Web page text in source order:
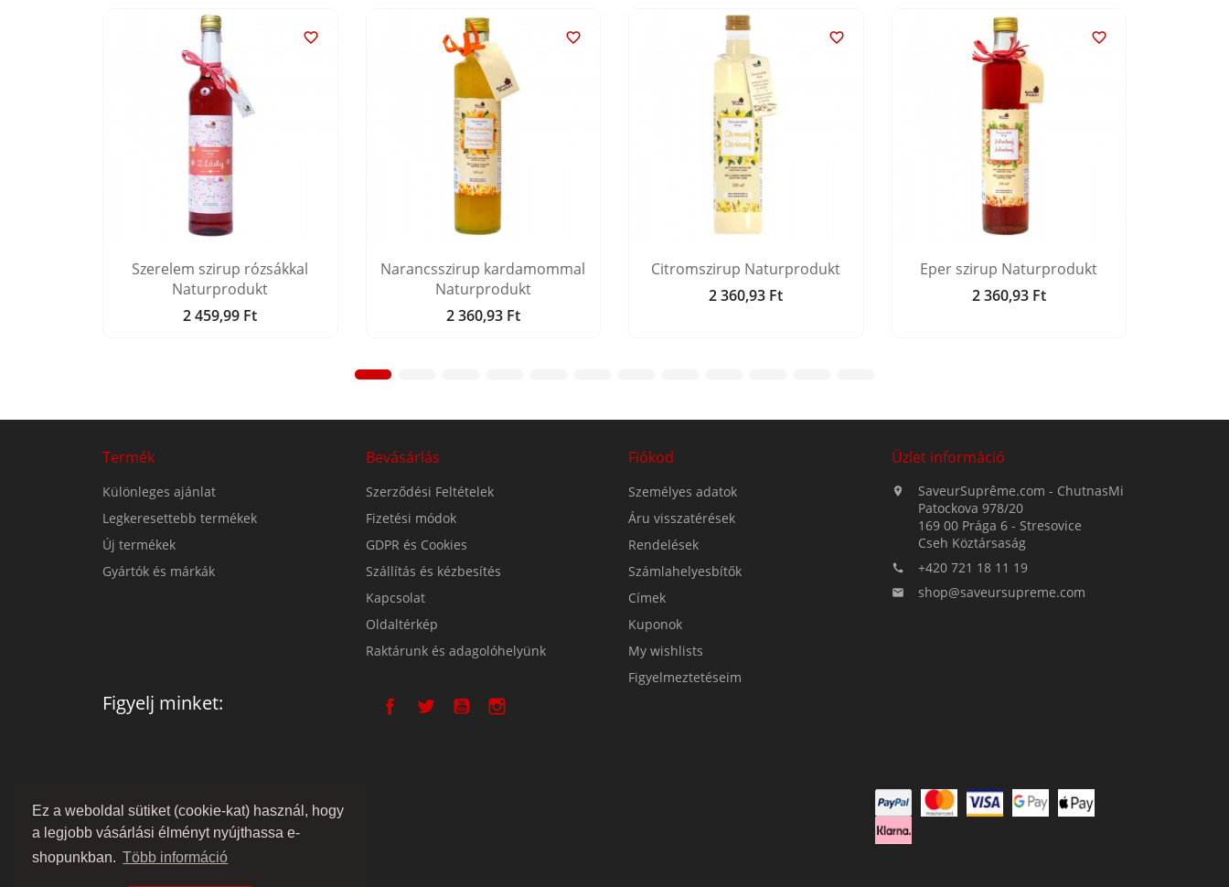
Ez a weboldal sütiket (cookie-kat) használ, hogy
a legjobb vásárlási élményt nyújthassa e-
shopunkban. Több információ

Szerelem szirup rózsákkal
Naturprodukt
Ár
2 459,99 Ft

Narancsszirup kardamommal
Naturprodukt
Ár
2 360,93 Ft

Citromszirup Naturprodukt
Ár
2 360,93 Ft

Eper szirup Naturprodukt
Ár
2 360,93 Ft
Termék
Különleges ajánlat
Legkeresettebb termékek
Új termékek
Gyártók és márkák
Bevásárlás
Szerződési Feltételek
Fizetési módok
GDPR és Cookies
Szállítás és kézbesítés
Kapcsolat
Oldaltérkép
Raktárunk és adagolóhelyünk
Fiókod
Személyes adatok
Áru visszatérések
Rendelések
Számlahelyesbítők
Címek
Kuponok
My wishlists
Figyelmeztetéseim
Üzlet információ

SaveurSuprême.com - ChutnasMi
Patockova 978/20
169 00 Prága 6 - Stresovice
Cseh Köztársaság
 +420 721 18 11 19
 shop@saveursupreme.com
Figyelj minket: